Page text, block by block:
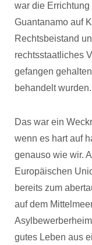
war die
Guantanamo auf
Rechtsbeistand
rechtsstaatliches
gefangen
behandelt wurden.
Das war ein
wenn es hart auf
genauso wie wir.
Europäischen
bereits zum
auf dem
gutes Leben aus